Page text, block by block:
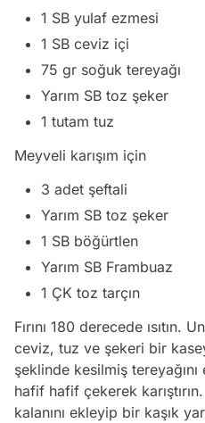
1 SB yulaf ezmesi
1 SB ceviz içi
75 gr soğuk tereyağı
Yarım SB toz şeker
1 tutam tuz
Meyveli karışım için
3 adet şeftali
Yarım SB toz şeker
1 SB böğürtlen
Yarım SB Frambuaz
1 ÇK toz tarçın
Fırını 180 derecede ısıtın.
ceviz, tuz ve şekeri bir
şeklinde kesilmiş
hafif hafif çekerek
kalanını ekleyip bir kaşık